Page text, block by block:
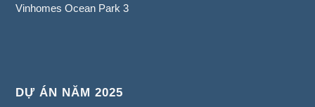
Vinhomes Ocean Park 3
DỰ ÁN NĂM 2025